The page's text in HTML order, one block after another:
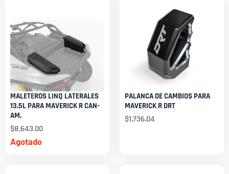
Agotado
MALETEROS LINQ LATERALES
13.5L PARA MAVERICK R CAN-
AM.
$8,643.00
PALANCA DE CAMBIOS PARA
MAVERICK R DRT
$1,736.04